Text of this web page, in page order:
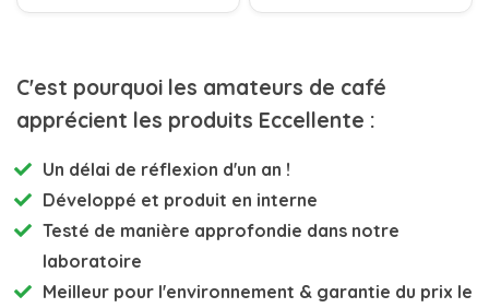
C'est pourquoi les amateurs de café
apprécient les produits Eccellente :
Un délai de réflexion d'un an !
Développé et produit en interne
Testé de manière approfondie dans notre
laboratoire
Meilleur pour l'environnement & garantie du prix le